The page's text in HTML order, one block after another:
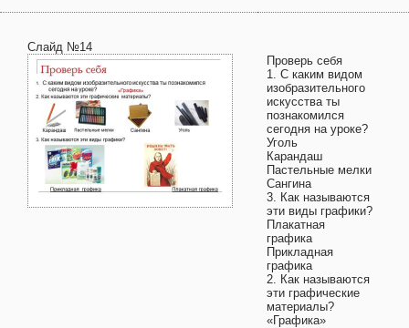
Слайд №14
Проверь себя
1. С каким видом
изобразительного
искусства ты
познакомился
сегодня на уроке?
Уголь
Карандаш
Пастельные мелки
Сангина
3. Как называются
эти виды графики?
Плакатная
графика
Прикладная
графика
2. Как называются
эти графические
материалы?
«Графика»